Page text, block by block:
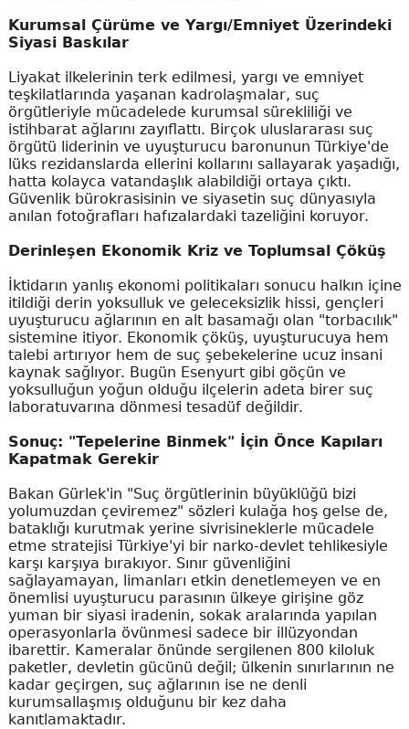
Kurumsal Çürüme ve Yargı/Emniyet Üzerindeki
Siyasi Baskılar
Liyakat ilkelerinin terk edilmesi, yargı ve emniyet
teşkilatlarında yaşanan kadrolaşmalar, suç
örgütleriyle mücadelede kurumsal sürekliliği ve
istihbarat ağlarını zayıflattı. Birçok uluslararası suç
örgütü liderinin ve uyuşturucu baronunun Türkiye'de
lüks rezidanslarda ellerini kollarını sallayarak yaşadığı,
hatta kolayca vatandaşlık alabildiği ortaya çıktı.
Güvenlik bürokrasisinin ve siyasetin suç dünyasıyla
anılan fotoğrafları hafızalardaki tazeliğini koruyor.
Derinleşen Ekonomik Kriz ve Toplumsal Çöküş
İktidarın yanlış ekonomi politikaları sonucu halkın içine
itildiği derin yoksulluk ve geleceksizlik hissi, gençleri
uyuşturucu ağlarının en alt basamağı olan "torbacılık"
sistemine itiyor. Ekonomik çöküş, uyuşturucuya hem
talebi artırıyor hem de suç şebekelerine ucuz insani
kaynak sağlıyor. Bugün Esenyurt gibi göçün ve
yoksulluğun yoğun olduğu ilçelerin adeta birer suç
laboratuvarına dönmesi tesadüf değildir.
Sonuç: "Tepelerine Binmek" İçin Önce Kapıları
Kapatmak Gerekir
Bakan Gürlek'in "Suç örgütlerinin büyüklüğü bizi
yolumuzdan çeviremez" sözleri kulağa hoş gelse de,
bataklığı kurutmak yerine sivrisineklerle mücadele
etme stratejisi Türkiye'yi bir narko-devlet tehlikesiyle
karşı karşıya bırakıyor. Sınır güvenliğini
sağlayamayan, limanları etkin denetlemeyen ve en
önemlisi uyuşturucu parasının ülkeye girişine göz
yuman bir siyasi iradenin, sokak aralarında yapılan
operasyonlarla övünmesi sadece bir illüzyondan
ibarettir. Kameralar önünde sergilenen 800 kiloluk
paketler, devletin gücünü değil; ülkenin sınırlarının ne
kadar geçirgen, suç ağlarının ise ne denli
kurumsallaşmış olduğunu bir kez daha
kanıtlamaktadır.